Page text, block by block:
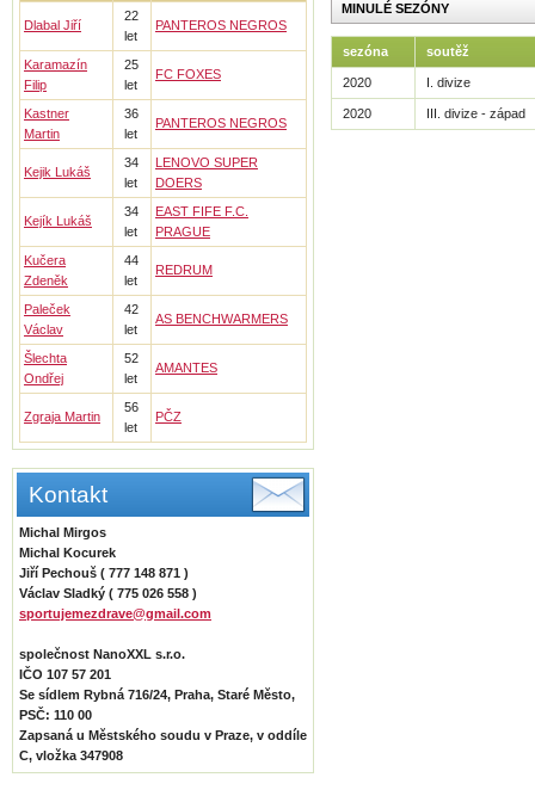
Dlabal Jiří
22
let
PANTEROS NEGROS
Karamazín
Filip
25
let
FC FOXES
Kastner
Martin
36
let
PANTEROS NEGROS
Kejik Lukáš
34
let
LENOVO SUPER
DOERS
Kejík Lukáš
34
let
EAST FIFE F.C.
PRAGUE
Kučera
Zdeněk
44
let
REDRUM
Paleček
Václav
42
let
AS BENCHWARMERS
Šlechta
Ondřej
52
let
AMANTES
Zgraja Martin
56
let
PČZ
Kontakt
Michal Mirgos
Michal Kocurek
Jiří Pechouš ( 777 148 871 )
Václav Sladký ( 775 026 558 )
sportujemezdrave@gmail.com
společnost NanoXXL s.r.o.
IČO 107 57 201
Se sídlem Rybná 716/24, Praha, Staré Město,
PSČ: 110 00
Zapsaná u Městského soudu v Praze, v oddíle
C, vložka 347908
MINULÉ SEZÓNY
sezóna soutěž
2020 I. divize
2020 III. divize - západ